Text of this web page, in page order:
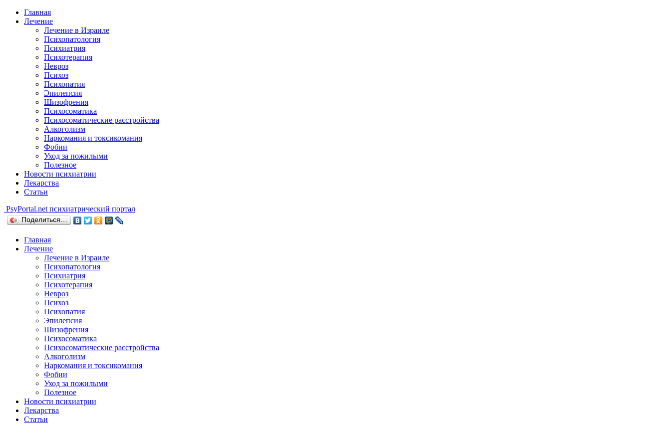
Главная
Лечение
Лечение в Израиле
Психопатология
Психиатрия
Психотерапия
Невроз
Психоз
Психопатия
Эпилепсия
Шизофрения
Психосоматика
Психосоматические расстройства
Алкоголизм
Наркомания и токсикомания
Фобии
Уход за пожилыми
Полезное
Новости психиатрии
Лекарства
Статьи
PsyPortal.net психиатрический портал
Поделиться…
Главная
Лечение
Лечение в Израиле
Психопатология
Психиатрия
Психотерапия
Невроз
Психоз
Психопатия
Эпилепсия
Шизофрения
Психосоматика
Психосоматические расстройства
Алкоголизм
Наркомания и токсикомания
Фобии
Уход за пожилыми
Полезное
Новости психиатрии
Лекарства
Статьи